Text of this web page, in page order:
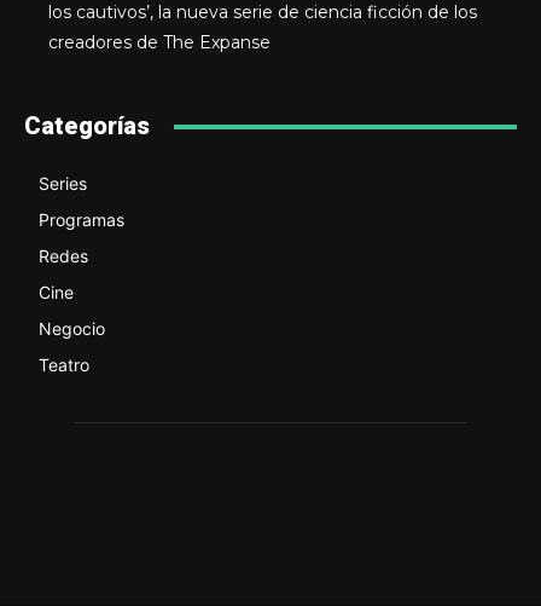
los cautivos’, la nueva serie de ciencia ficción de los
creadores de The Expanse
Categorías
Series
Programas
Redes
Cine
Negocio
Teatro